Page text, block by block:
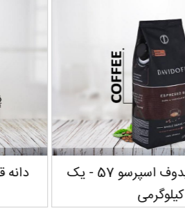
دانه قهوه دیویدوف اسپرسو 57 - یک
کیلوگرمی
دانه